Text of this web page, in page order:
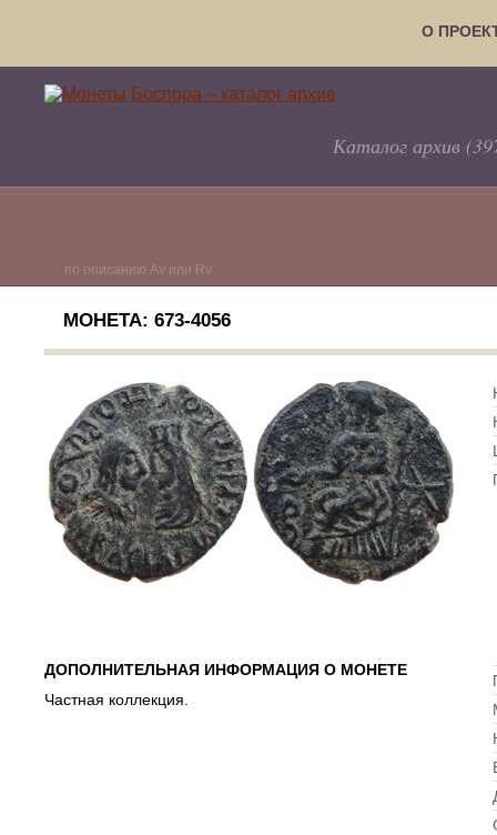
О
Каталог архив
по описанию Av или Rv
МОНЕТА: 673-4056
ДОПОЛНИТЕЛЬНАЯ ИНФОРМАЦИЯ О МОНЕТЕ
Частная коллекция.